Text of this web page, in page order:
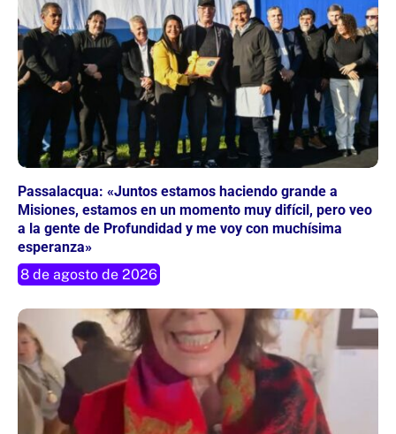
Passalacqua: «Juntos estamos haciendo grande a
Misiones, estamos en un momento muy difícil, pero veo
a la gente de Profundidad y me voy con muchísima
esperanza»
8 de agosto de 2026